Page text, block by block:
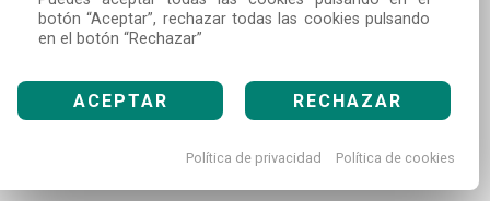
botón “Aceptar”, rechazar todas las cookies pulsando
en el botón “Rechazar”
ACEPTAR RECHAZAR
Política de privacidad Política de cookies